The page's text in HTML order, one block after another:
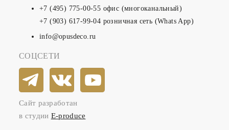
+7 (495) 775-00-55 офис (многоканальный)
+7 (903) 617-99-04 розничная сеть (Whats App)
info@opusdeco.ru
СОЦСЕТИ
Сайт разработан
в студии E-produce